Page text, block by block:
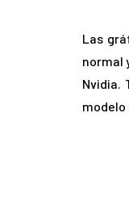
Las
normal
Nvidia.
modelo